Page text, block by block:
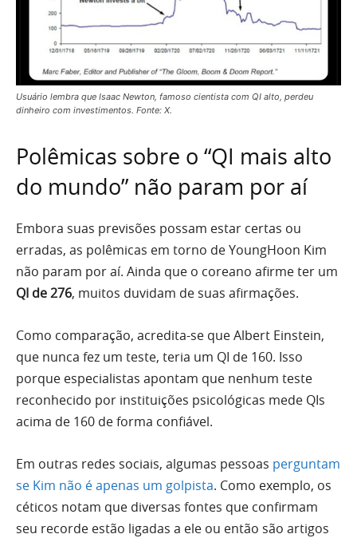
Usuário lembra que Isaac Newton, famoso cientista com QI alto, perdeu
dinheiro com investimentos. Fonte: X.
Polêmicas sobre o “QI mais alto
do mundo” não param por aí
Embora suas previsões possam estar certas ou
erradas, as polêmicas em torno de YoungHoon Kim
não param por aí. Ainda que o coreano afirme ter um
QI de 276, muitos duvidam de suas afirmações.
Como comparação, acredita-se que Albert Einstein,
que nunca fez um teste, teria um QI de 160. Isso
porque especialistas apontam que nenhum teste
reconhecido por instituições psicológicas mede QIs
acima de 160 de forma confiável.
Em outras redes sociais, algumas pessoas perguntam
se Kim não é apenas um golpista. Como exemplo, os
céticos notam que diversas fontes que confirmam
seu recorde estão ligadas a ele ou então são artigos